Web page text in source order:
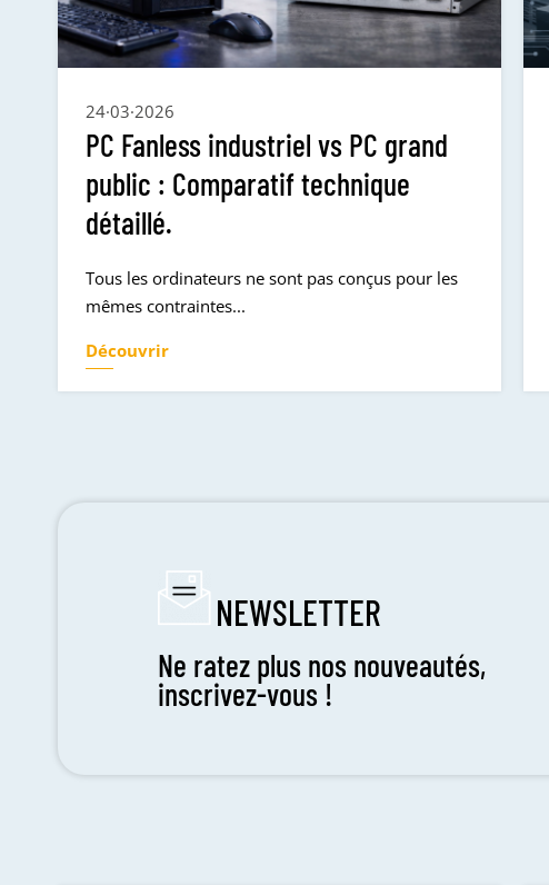
24·03·2026
PC Fanless industriel vs PC grand
public : Comparatif technique
détaillé.
Tous les ordinateurs ne sont pas conçus pour les
mêmes contraintes...
Découvrir
NEWSLETTER
Ne ratez plus nos nouveautés,
inscrivez-vous !